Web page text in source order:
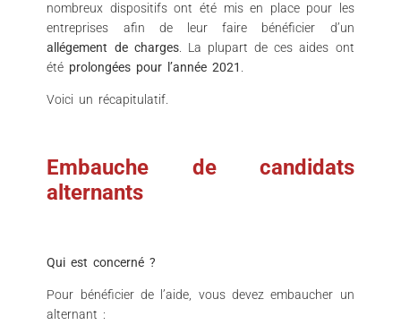
nombreux dispositifs ont été mis en place pour les
entreprises afin de leur faire bénéficier d’un
allégement de charges. La plupart de ces aides ont
été prolongées pour l’année 2021
Voici un récapitulatif.
Embauche de candidats
alternants
Qui est concerné ?
Pour bénéficier de l’aide, vous devez embaucher un
alternant :